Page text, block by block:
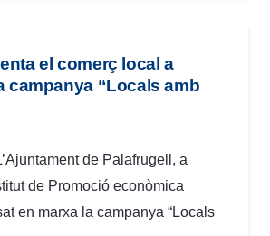
el comerç local a
campanya “Locals amb
de Palafrugell, a
de Promoció econòmica
en marxa la campanya “Locals